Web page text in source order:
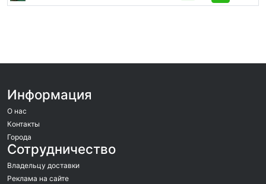
Информация
О нас
Контакты
Города
Сотрудничество
Владельцу доставки
Реклама на сайте